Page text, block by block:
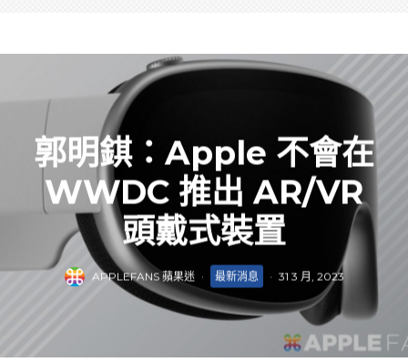
郭明錤：Apple 不會在
WWDC 推出 AR/VR
頭戴式裝置
APPLEFANS 蘋果迷 · 最新消息 · 31 3 月, 2023